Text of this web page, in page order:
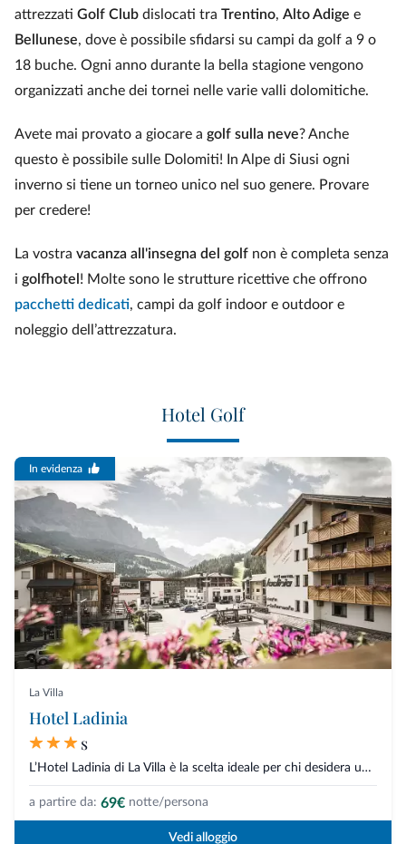
attrezzati Golf Club dislocati tra Trentino, Alto Adige e
Bellunese, dove è possibile sfidarsi su campi da golf a 9 o
18 buche. Ogni anno durante la bella stagione vengono
organizzati anche dei tornei nelle varie valli dolomitiche.
Avete mai provato a giocare a golf sulla neve? Anche
questo è possibile sulle Dolomiti! In Alpe di Siusi ogni
inverno si tiene un torneo unico nel suo genere. Provare
per credere!
La vostra vacanza all'insegna del golf non è completa senza
i golfhotel ! Molte sono le strutture ricettive che offrono
pacchetti dedicati, campi da golf indoor e outdoor e
noleggio dell’attrezzatura.
Hotel Golf
In evidenza
La Villa
Hotel Ladinia
s
L’Hotel Ladinia di La Villa è la scelta ideale per chi desidera una vacanza...
a partire da: 69€ notte/persona
Vedi alloggio